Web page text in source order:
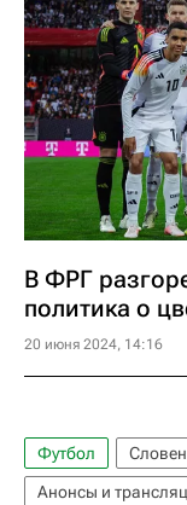
В ФРГ
политика о
20 июня 2024, 14:16
Футбол
Анонсы и